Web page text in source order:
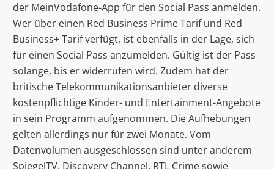
der MeinVodafone-App für den Social Pass anmelden.
Wer über einen Red Business Prime Tarif und Red
Business+ Tarif verfügt, ist ebenfalls in der Lage, sich
für einen Social Pass anzumelden. Gültig ist der Pass
solange, bis er widerrufen wird. Zudem hat der
britische Telekommunikationsanbieter diverse
kostenpflichtige Kinder- und Entertainment-Angebote
in sein Programm aufgenommen. Die Aufhebungen
gelten allerdings nur für zwei Monate. Vom
Datenvolumen ausgeschlossen sind unter anderem
SpiegelTV, Discovery Channel, RTL Crime sowie